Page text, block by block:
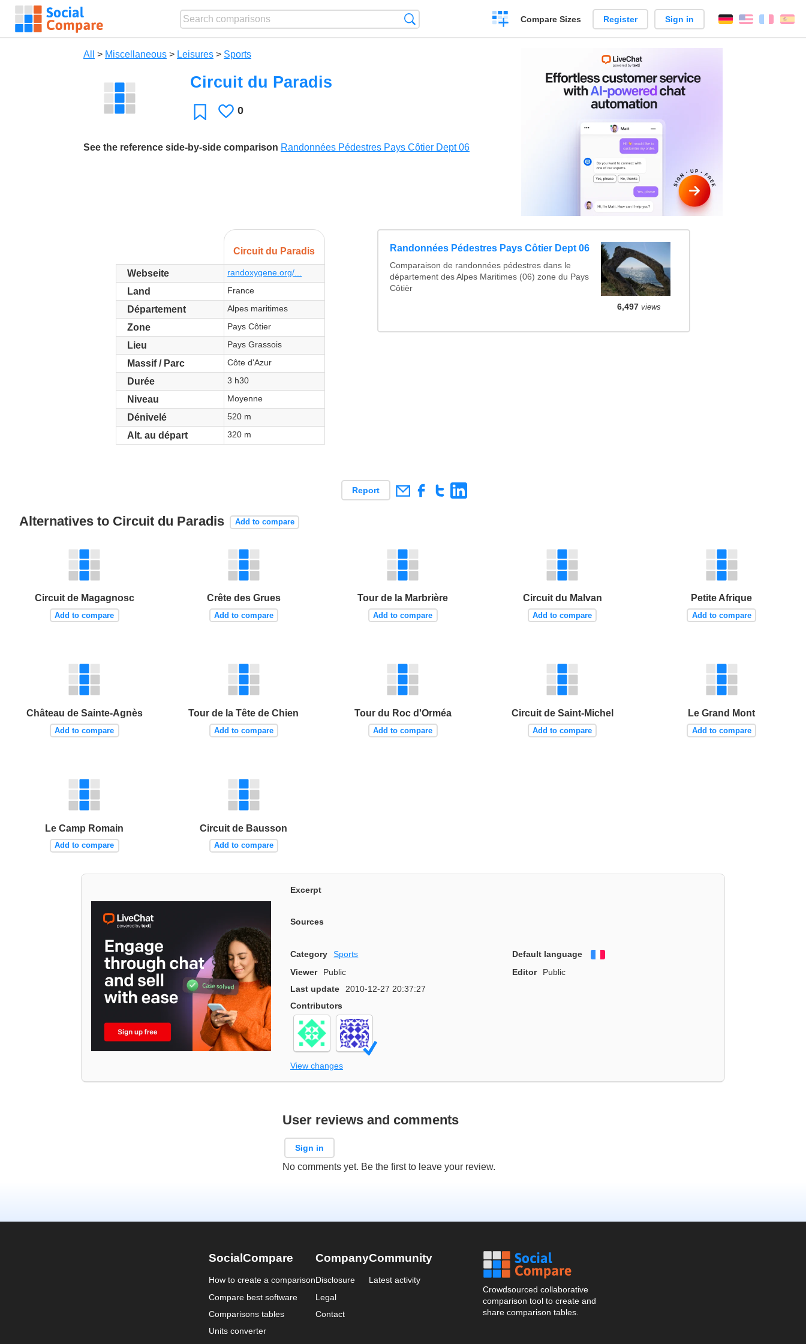
Create
a
Compare Sizes Register Sign in English
All > Miscellaneous > Leisures > Sports
Circuit du Paradis
FavoriteLikes
0
See the reference side-by-side comparison Randonnées Pédestres Pays Côtier Dept 06
Circuit du Paradis
Webseite randoxygene.org/...
Land France
Département Alpes maritimes
Zone Pays Côtier
Lieu Pays Grassois
Massif / Parc Côte d'Azur
Durée 3 h30
Niveau Moyenne
Dénivelé 520 m
Alt. au départ 320 m
Randonnées Pédestres Pays Côtier Dept 06
Comparaison de randonnées pédestres dans le
département des Alpes Maritimes (06) zone du Pays
Côtièr
6,497 views
Report
Alternatives to Circuit du Paradis Add to compare
Circuit de Magagnosc
Add to compare
Crête des Grues
Add to compare
Tour de la Marbrière
Add to compare
Circuit du Malvan
Add to compare
Petite Afrique
Add to compare
Château de Sainte-Agnès
Add to compare
Tour de la Tête de Chien
Add to compare
Tour du Roc d'Orméa
Add to compare
Circuit de Saint-Michel
Add to compare
Le Grand Mont
Add to compare
Le Camp Romain
Add to compare
Circuit de Bausson
Add to compare
Excerpt
Sources
Category Sports Default language
Viewer
Public Editor
Public
Last update
2010-12-27 20:37:27
Contributors
View changes
User reviews and comments
Sign in
No comments yet. Be the first to leave your review.
SocialCompare
How to create a comparison
Compare best software
Comparisons tables
Units converter
Company
Disclosure
Legal
Contact
Community
Latest activity
Crowdsourced collaborative
comparison tool to create and
share comparison tables.